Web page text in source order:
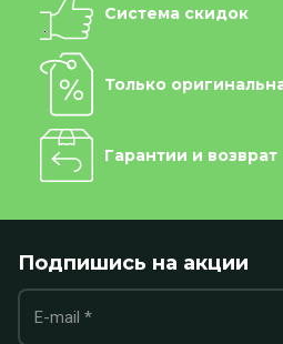
Система скидок
Только
Гарантии и возврат
Подпишись на акции